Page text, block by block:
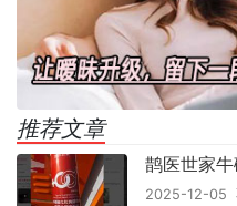
推荐文章
鹊医世家
2025-12-05